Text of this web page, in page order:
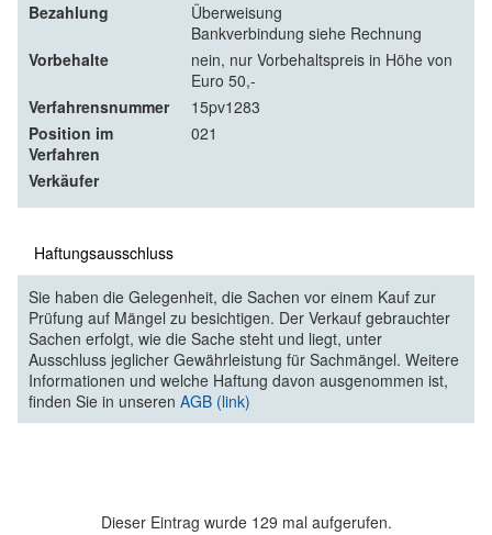
Bezahlung
Überweisung
Bankverbindung siehe Rechnung
Vorbehalte
nein, nur Vorbehaltspreis in Höhe von
Euro 50,-
Verfahrensnummer
15pv1283
Position im
Verfahren
021
Verkäufer
Haftungsausschluss
Sie haben die Gelegenheit, die Sachen vor einem Kauf zur
Prüfung auf Mängel zu besichtigen. Der Verkauf gebrauchter
Sachen erfolgt, wie die Sache steht und liegt, unter
Ausschluss jeglicher Gewährleistung für Sachmängel. Weitere
Informationen und welche Haftung davon ausgenommen ist,
finden Sie in unseren AGB (link)
Dieser Eintrag wurde 129 mal aufgerufen.